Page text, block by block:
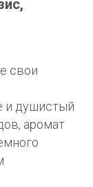
свои
и душистый
аромат